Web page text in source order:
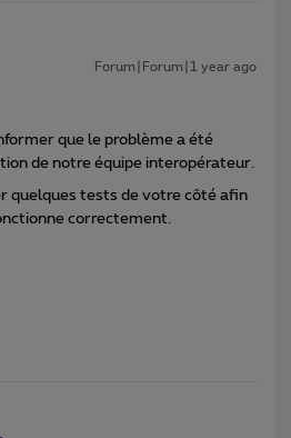
Forum|Forum|1 year ago
que le problème a été
de notre équipe interopérateur.
quelques tests de votre côté afin
correctement.